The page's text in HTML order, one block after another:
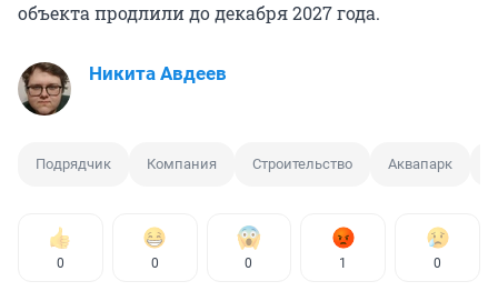
объекта продлили до декабря 2027 года.
Никита Авдеев
Подрядчик Компания Строительство Аквапарк
0 0 0 1 0